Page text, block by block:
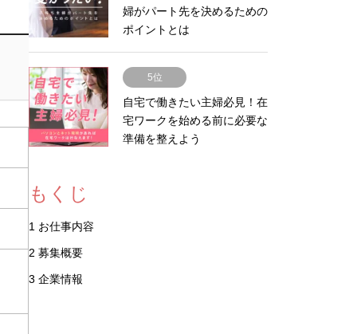
婦がパート先を決めるための
ポイントとは
5位
自宅で働きたい主婦必見！在
宅ワークを始める前に必要な
準備を整えよう
もくじ
1 お仕事内容
2 募集概要
3 企業情報